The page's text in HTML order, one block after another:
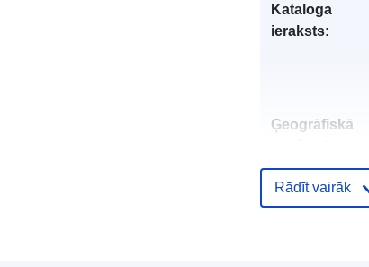
Kataloga
ieraksts:
Ģeogrāfiskā
Rādīt vairāk